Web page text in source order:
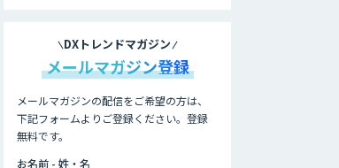
オーダーメイドAI
人材育成研修
DXトレンドマガジン
メールマガジン登録
メールマガジンの配信をご希望の方は、
下記フォームよりご登録ください。登録
無料です。
お名前 - 姓・名